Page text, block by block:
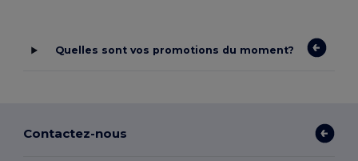
Quelles sont vos promotions du moment?
Contactez-nous